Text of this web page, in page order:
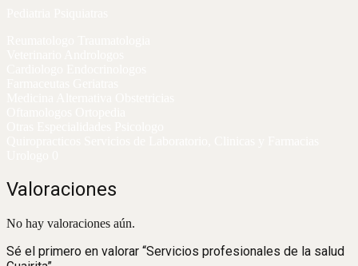
Valoraciones
No hay valoraciones aún.
Sé el primero en valorar “Servicios profesionales de la salud